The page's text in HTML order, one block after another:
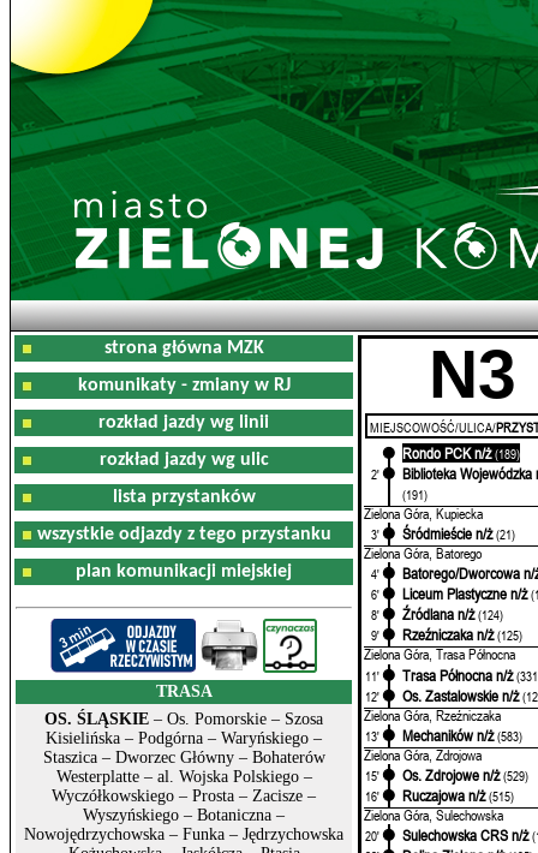
strona główna MZK
komunikaty - zmiany w RJ
rozkład jazdy wg linii
rozkład jazdy wg ulic
lista przystanków
wszystkie odjazdy z tego przystanku
plan komunikacji miejskiej
TRASA
OS. ŚLĄSKIE – Os. Pomorskie – Szosa
Kisielińska – Podgórna – Waryńskiego –
Staszica – Dworzec Główny – Bohaterów
Westerplatte – al. Wojska Polskiego –
Wyczółkowskiego – Prosta – Zacisze –
Wyszyńskiego – Botaniczna –
Nowojędrzychowska – Funka – Jędrzychowska
N3
MIEJSCOWOŚĆ/ULICA/
Rondo PCK n/ż (189)
2'
Biblioteka Wojewódzka
(191)
Zielona Góra, Kupiecka
3' Śródmieście n/ż (21)
Zielona Góra, Batorego
4' Batorego/Dworcowa n/
6' Liceum Plastyczne n/ż
8'
Źródlana n/ż (124)
9'
Rzeźniczaka n/ż (125)
Zielona Góra, Trasa Północna
11' Trasa Północna n/ż
12'
Os. Zastalowskie n/ż
Zielona Góra, Rzeźniczaka
13' Mechaników n/ż (583)
Zielona Góra, Zdrojowa
15' Os. Zdrojowe n/ż (529)
16'
Ruczajowa n/ż (515)
Zielona Góra, Sulechowska
20' Sulechowska CRS n/ż